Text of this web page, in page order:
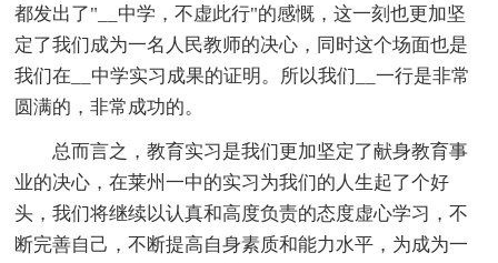
都发出了"__中学，不虚此行"的感慨，这一刻也更加坚
定了我们成为一名人民教师的决心，同时这个场面也是
我们在__中学实习成果的证明。所以我们__一行是非常
圆满的，非常成功的。
总而言之，教育实习是我们更加坚定了献身教育事
业的决心，在莱州一中的实习为我们的人生起了个好
头，我们将继续以认真和高度负责的态度虚心学习，不
断完善自己，不断提高自身素质和能力水平，为成为一